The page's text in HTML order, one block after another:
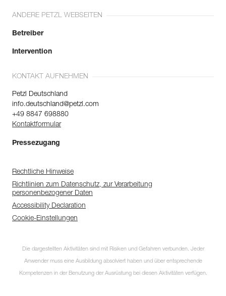
ANDERE PETZL WEBSEITEN
Betreiber
Intervention
KONTAKT AUFNEHMEN
Petzl Deutschland
info.deutschland@petzl.com
+49 8847 698880
Kontaktformular
Pressezugang
Rechtliche Hinweise
Richtlinien zum Datenschutz, zur Verarbeitung
personenbezogener Daten
Accessibility Declaration
Cookie-Einstellungen
Die dargestellten Aktivitäten sind mit Risiken und Gefahren verbunden. Jeder
Anwender muss eine Ausbildung absolviert haben und über entsprechende
Kompetenzen in der Benutzung der Ausrüstung bei diesen Aktivitäten verfügen.